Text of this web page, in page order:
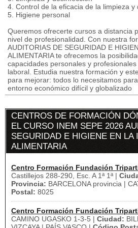
4. Control de la eficacia de la limpieza y
5. Higiene personal
Queremos ofrecerte cursos a distancia
nivel de profesionalidad. Con nuestra
AUDITORIAS DE SEGURIDAD E
ALIMENTARIA te ofrecemos la
capacidades personales y
laboral. Estudia nuestra formación y
para mejorar: todos lo necesitamos
entorno económico difícil y globalizado
CENTROS DE FORMACIÓN
EL CURSO INEM SEPE 2026
SEGURIDAD E HIGIENE EN LA
ALIMENTARIA
Centro Formación Fundación
Castillejos 288-290, Esc. A 1ª 1ª |
Provincia: BARCELONA provincia |
Postal: 8025
Centro Formación Fundación
CAMINO UGASKO 1-3-5 | Ciudad: